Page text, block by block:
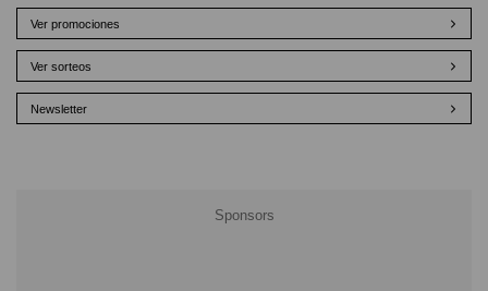
Ver promociones
Ver sorteos
Newsletter